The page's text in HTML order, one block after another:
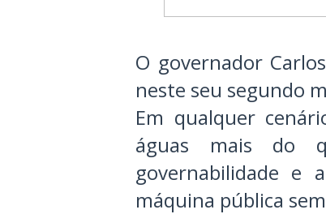
O governador
neste seu segundo
Em qualquer
águas mais do
governabilidade e
máquina pública